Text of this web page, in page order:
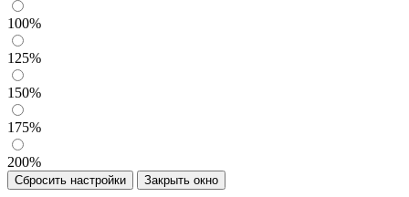
100%
125%
150%
175%
200%
Сбросить настройки Закрыть окно